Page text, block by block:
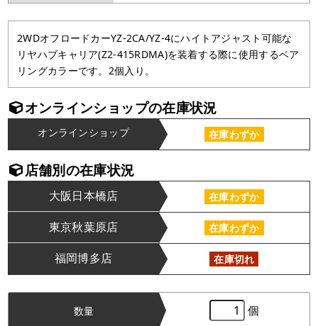
2WDオフロードカーYZ-2CA/YZ-4にハイトアジャスト可能な
リヤハブキャリア(Z2-415RDMA)を装着する際に使用するベア
リングカラーです。2個入り。
オンラインショップの在庫状況
オンラインショップ 在庫わずか
店舗別の在庫状況
大阪日本橋店 在庫わずか
東京秋葉原店 在庫わずか
福岡博多店 在庫切れ
数量 個